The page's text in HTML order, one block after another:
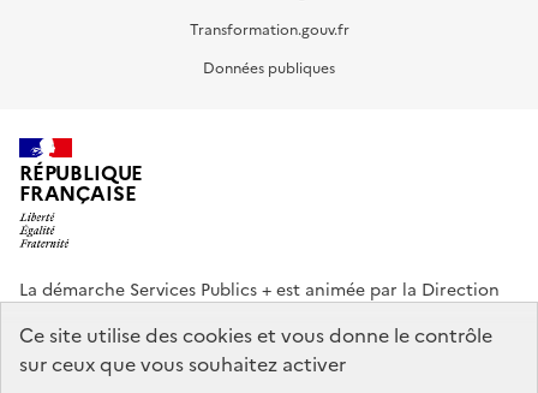
Transformation.gouv.fr
Données publiques
RÉPUBLIQUE
FRANÇAISE
La démarche Services Publics + est animée par la Direction
info.gouv.fr service-public.gouv.fr
legifrance.gouv.fr
Ce site utilise des cookies et vous donne le contrôle
sur ceux que vous souhaitez activer